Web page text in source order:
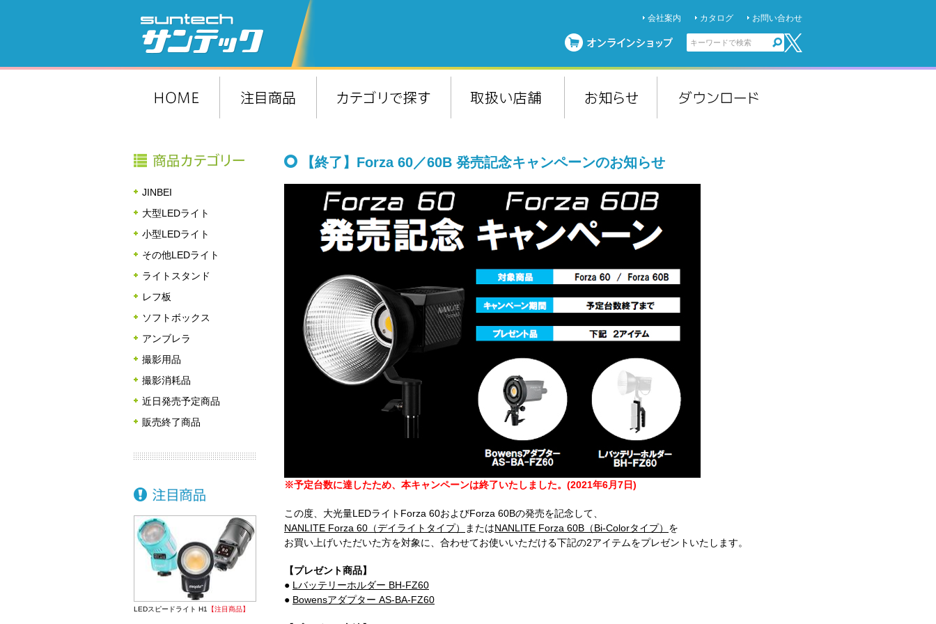
会社案内 カタログ お問い合わせ
【終了】Forza 60／60B 発売記念キャンペーンのお知らせ
※予定台数に達したため、本キャンペーンは終了いたしました。(2021年6月7日)
この度、大光量LEDライトForza 60およびForza 60Bの発売を記念して、
NANLITE Forza 60（デイライトタイプ）
またはNANLITE Forza 60B（Bi-Colorタイプ） を
お買い上げいただいた方を対象に、合わせてお使いいただける下記の2アイテムをプレゼントいたします。
【プレゼント商品】
● Lバッテリーホルダー BH-FZ60
● Bowensアダプター AS-BA-FZ60
JINBEI
大型LEDライト
小型LEDライト
その他LEDライト
ライトスタンド
レフ板
ソフトボックス
アンブレラ
撮影用品
撮影消耗品
近日発売予定商品
販売終了商品
LEDスピードライト H1 【注目商品】